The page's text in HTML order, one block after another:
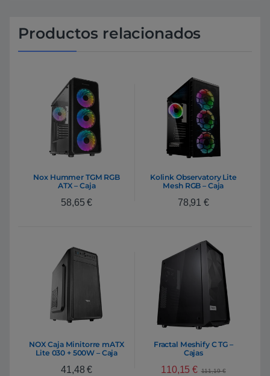
Productos relacionados
Nox Hummer TGM RGB
ATX – Caja
58,65€
Kolink Observatory Lite
Mesh RGB – Caja
78,91 €
NOX Caja Minitorre mATX
Lite 030 + 500W – Caja
41,48€
Fractal Meshify C TG –
Cajas
110,15€ 111,19€